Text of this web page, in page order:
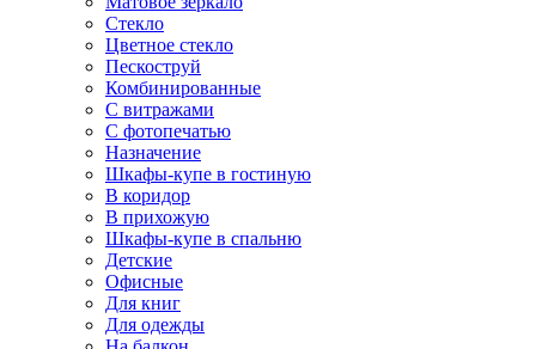
Стекло
Цветное стекло
Пескоструй
Комбинированные
С витражами
С фотопечатью
Назначение
Шкафы-купе в гостиную
В коридор
В прихожую
Шкафы-купе в спальню
Детские
Офисные
Для книг
Для одежды